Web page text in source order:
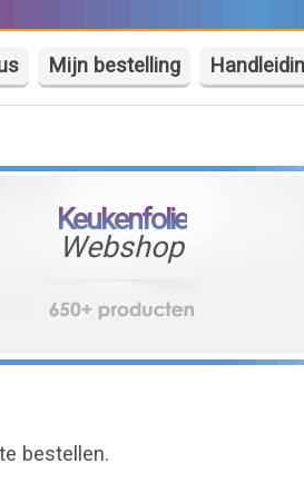
Mijn bestelling
Keukenfolie
Webshop
bestellen.